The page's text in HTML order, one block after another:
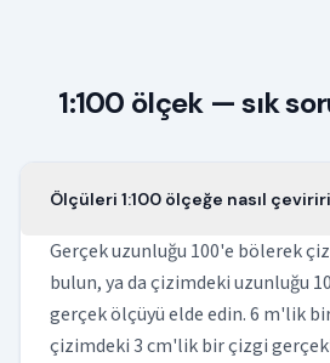
1:100 ölçek — sık
Ölçüleri 1:100 ölçeğe nasıl
Gerçek uzunluğu 100'e bölerek
bulun, ya da çizimdeki uzunluğu
gerçek ölçüyü elde edin. 6 m'lik
çizimdeki 3 cm'lik bir çizgi